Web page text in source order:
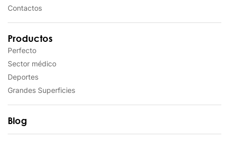
Contactos
Productos
Perfecto
Sector médico
Deportes
Grandes Superficies
Blog